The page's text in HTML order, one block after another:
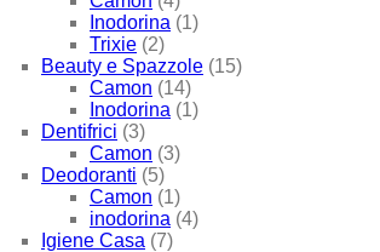
Inodorina (1)
Trixie (2)
Beauty e Spazzole (15)
Camon (14)
Inodorina (1)
Dentifrici (3)
Camon (3)
Deodoranti (5)
Camon (1)
inodorina (4)
Igiene Casa (7)